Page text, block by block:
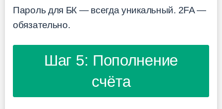
Пароль для БК — всегда уникальный. 2FA —
обязательно.
Шаг 5: Пополнение
счёта